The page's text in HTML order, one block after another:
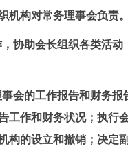
机构对常务理事会负责。
协助会长组织各类活动
会的工作报告和财务
工作和财务状况；执行
构的设立和撤销；决定